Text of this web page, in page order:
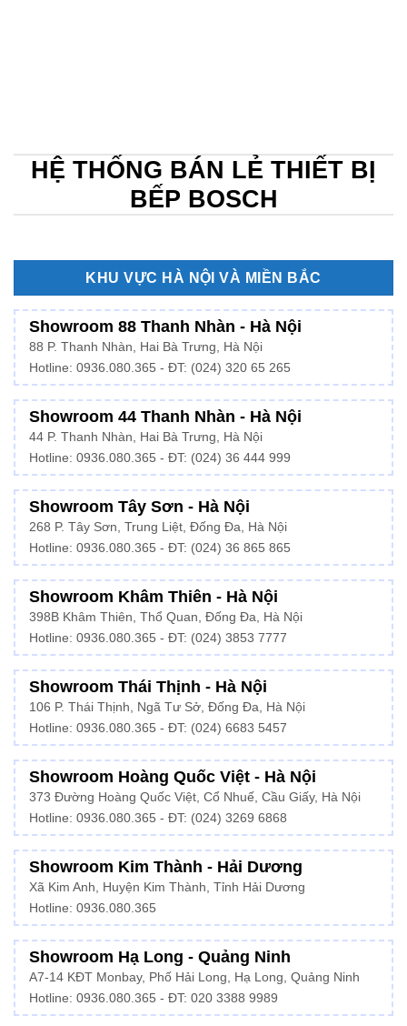
HỆ THỐNG BÁN LẺ THIẾT BỊ
BẾP BOSCH
KHU VỰC HÀ NỘI VÀ MIỀN BẮC
Showroom 88 Thanh Nhàn - Hà Nội
88 P. Thanh Nhàn, Hai Bà Trưng, Hà Nội
Hotline: 0936.080.365 - ĐT: (024) 320 65 265
Showroom 44 Thanh Nhàn - Hà Nội
44 P. Thanh Nhàn, Hai Bà Trưng, Hà Nội
Hotline: 0936.080.365 - ĐT: (024) 36 444 999
Showroom Tây Sơn - Hà Nội
268 P. Tây Sơn, Trung Liệt, Đống Đa, Hà Nội
Hotline: 0936.080.365 - ĐT: (024) 36 865 865
Showroom Khâm Thiên - Hà Nội
398B Khâm Thiên, Thổ Quan, Đống Đa, Hà Nội
Hotline: 0936.080.365 - ĐT: (024) 3853 7777
Showroom Thái Thịnh - Hà Nội
106 P. Thái Thịnh, Ngã Tư Sở, Đống Đa, Hà Nội
Hotline: 0936.080.365 - ĐT: (024) 6683 5457
Showroom Hoàng Quốc Việt - Hà Nội
373 Đường Hoàng Quốc Việt, Cổ Nhuế, Cầu Giấy, Hà Nội
Hotline: 0936.080.365 - ĐT: (024) 3269 6868
Showroom Kim Thành - Hải Dương
Xã Kim Anh, Huyện Kim Thành, Tỉnh Hải Dương
Hotline: 0936.080.365
Showroom Hạ Long - Quảng Ninh
A7-14 KĐT Monbay, Phố Hải Long, Hạ Long, Quảng Ninh
Hotline: 0936.080.365 - ĐT: 020 3388 9989